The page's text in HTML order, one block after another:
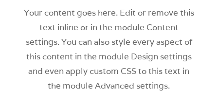
Your content goes here. Edit or remove this
text inline or in the module Content
settings. You can also style every aspect of
this content in the module Design settings
and even apply custom CSS to this text in
the module Advanced settings.